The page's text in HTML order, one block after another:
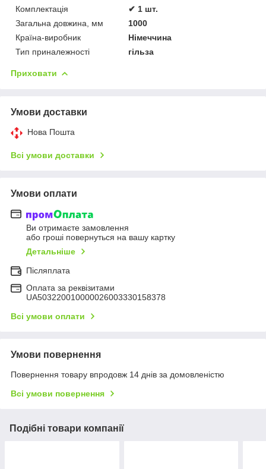
Комплектація
✔ 1 шт.
Загальна довжина, мм
1000
Країна-виробник
Німеччина
Тип приналежності
гільза
Приховати
Умови доставки
Нова Пошта
Всі умови доставки
Умови оплати
Ви отримаєте замовлення
або гроші повернуться на вашу картку
Детальніше
Післяплата
Оплата за реквізитами
UA503220010000026003330158378
Всі умови оплати
Умови повернення
Повернення товару впродовж 14 днів за домовленістю
Всі умови повернення
Подібні товари компанії